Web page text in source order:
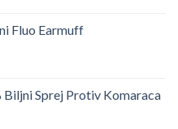
Fluo Earmuff
Biljni Sprej Protiv Komaraca